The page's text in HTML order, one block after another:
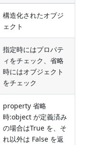
構造化されたオブジ
ェクト
指定時にはプロパテ
ィをチェック、省略
時にはオブジェクト
をチェック
property 省略
時:object が定義済み
の場合はTrue を、そ
れ以外は False を返